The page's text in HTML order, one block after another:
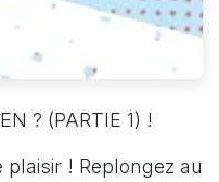
? (PARTIE 1) !
! Replongez au